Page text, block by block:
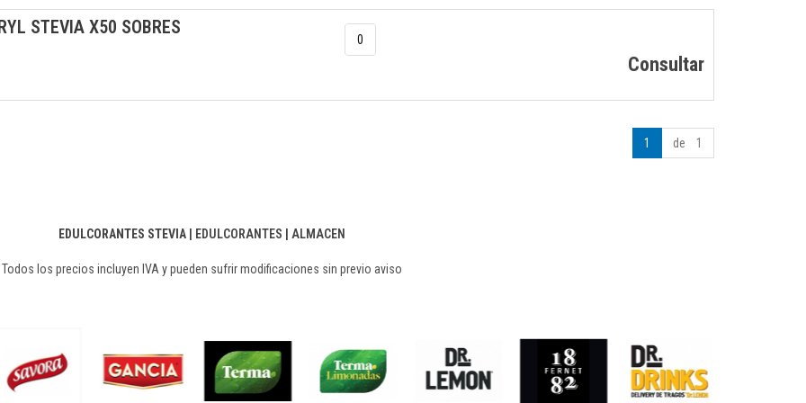
STEVIA X50 SOBRES
Consultar
1 de 1
EDULCORANTES STEVIA| EDULCORANTES ALMACEN
Todos los precios incluyen IVA y pueden sufrir modificaciones sin previo aviso